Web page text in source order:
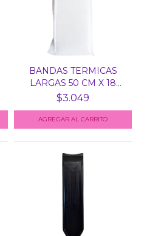
BANDAS TERMICAS
LARGAS 50 CM X 18
UNID A...
$3.049